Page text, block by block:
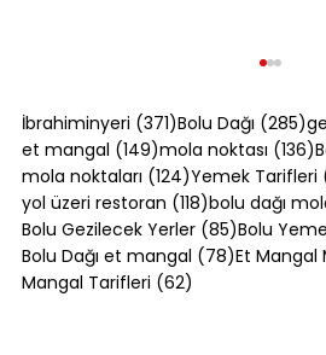
İbrahiminyeri (371)371 yazı
Bolu Dağı (285)
et mangal (149)149 yazı
mola noktası (136)
mola noktaları (124)124 yazı
Yemek Tarifleri
yol üzeri restoran (118)118 yazı
bolu dağı
Bolu Gezilecek Yerler (85)85 yazı
Bolu
Bolu Dağı et mangal (78)78 yazı
Et Mangal
Mangal Tarifleri (62)